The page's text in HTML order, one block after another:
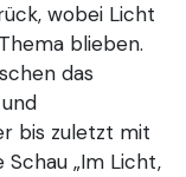
wobei Licht
blieben.
das
bis zuletzt mit
„Im Licht,